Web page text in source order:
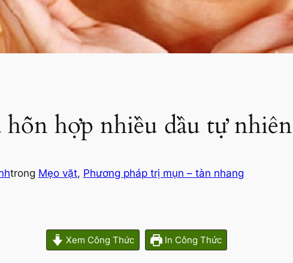
hỗn hợp nhiều dầu tự nhiên
trong Mẹo vặt, Phương pháp trị mụn – tàn nhang
Xem Công Thức In Công Thức